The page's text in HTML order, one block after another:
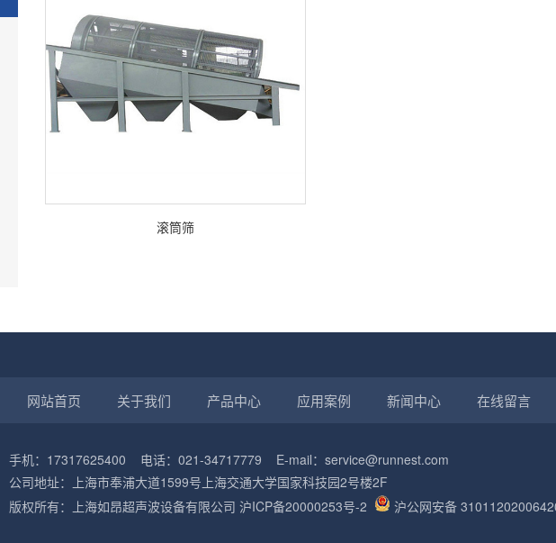
滚筒筛
网站首页 关于我们 产品中心 应用案例 新闻中心 在线留言
手机：17317625400 电话：021-34717779 E-mail：service@runnest.com
公司地址：上海市奉浦大道1599号上海交通大学国家科技园2号楼2F
版权所有：上海如昂超声波设备有限公司 沪ICP备20000253号-2 沪公网安备